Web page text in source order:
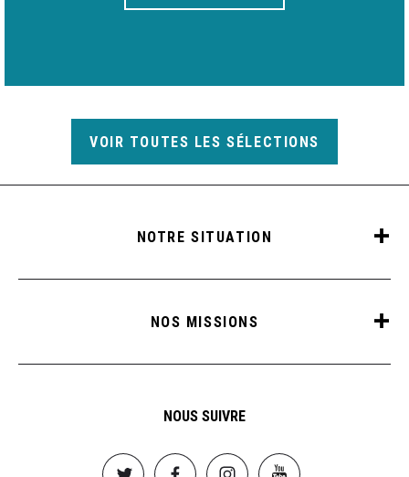
VOIR TOUTES LES SÉLECTIONS
NOTRE SITUATION
NOS MISSIONS
NOUS SUIVRE
Image Image Image Image